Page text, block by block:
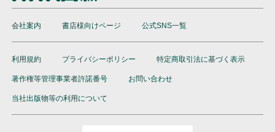
会社案内 書店様向けページ 公式SNS一覧
利用規約 プライバシーポリシー 特定商取引法に基づく表示
著作権等管理事業者許諾番号 お問い合わせ
当社出版物等の利用について